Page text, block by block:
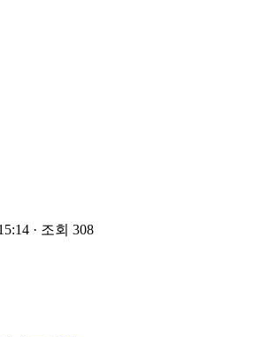
· 조회 308